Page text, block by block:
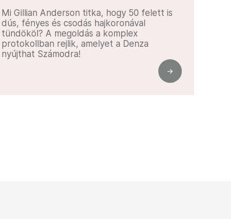
Mi Gillian Anderson titka, hogy 50 felett is
dús, fényes és csodás hajkoronával
tündököl? A megoldás a komplex
protokollban rejlik, amelyet a Denza
nyújthat Számodra!